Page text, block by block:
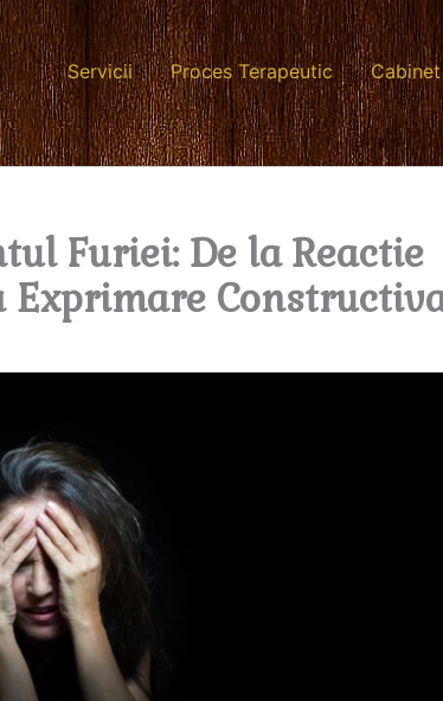
Servicii Proces Terapeutic Cabinet
Furiei: De la Reactie